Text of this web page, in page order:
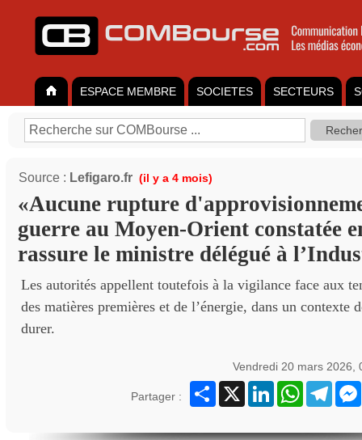
ESPACE MEMBRE SOCIETES SECTEURS
Source : Lefigaro.fr (il y a 4 mois)
«Aucune rupture
guerre au Moyen-Orient constatée
rassure le ministre délégué à
Les autorités appellent toutefois à la vigilance face aux
des matières premières et de l’énergie, dans un contexte
durer.
Vendredi 20 mars 2026,
Partager :
Partager
X LinkedInWhatsApp